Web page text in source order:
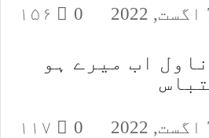
0
اب میرے ہو
0